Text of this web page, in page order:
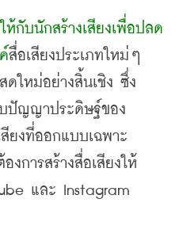
ห้กับนักสร้างเสียงเพื่อปลด
สื่อเสียงประเภทใหม่ๆ
ดใหม่อย่างสิ้นเชิง ซึ่ง
ปัญญาประดิษฐ์ของ
ยงที่ออกแบบเฉพาะ
องการสร้างสื่อเสียงให้
และ